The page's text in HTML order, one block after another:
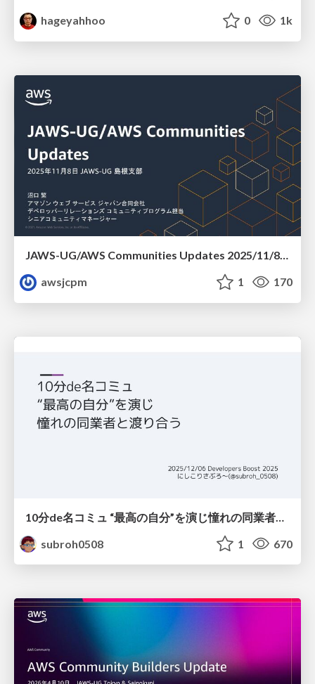
hageyahhoo
0 1k
JAWS-UG/AWS Communities Updates 2025/11/8 JAWS-UG 島根支部
awsjcpm
1 170
subroh0508
1 670